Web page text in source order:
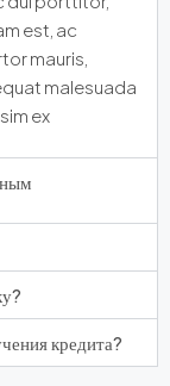
est, ac
mauris,
malesuada
ex
кредита?